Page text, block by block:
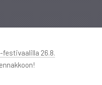
festivaalilla 26.8.